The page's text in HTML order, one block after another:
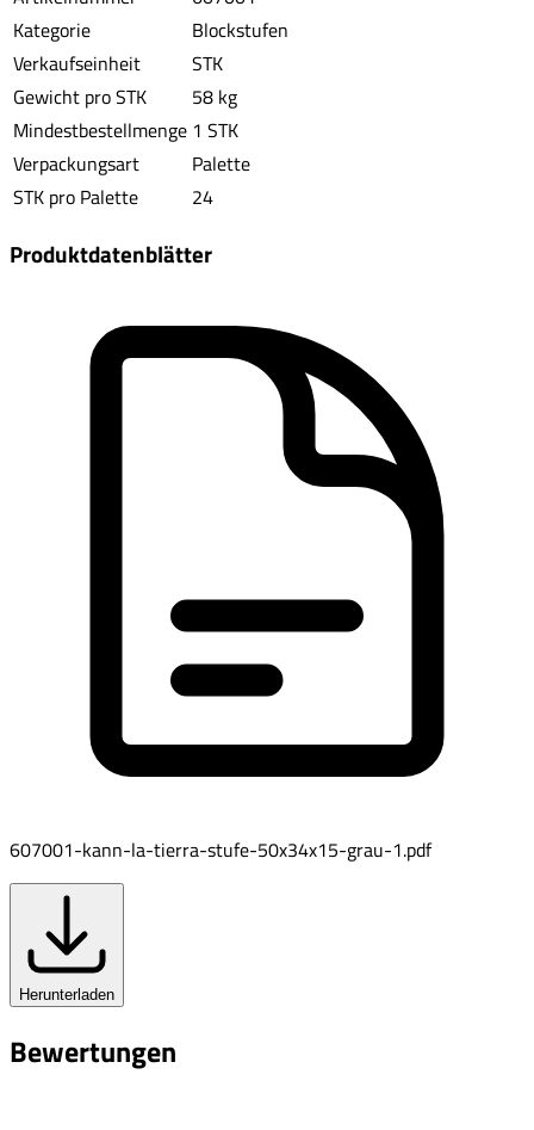
Kategorie
Blockstufen
Verkaufseinheit
STK
Gewicht pro STK
58 kg
Mindestbestellmenge 1 STK
Verpackungsart
Palette
STK pro Palette
24
Produktdatenblätter
607001-kann-la-tierra-stufe-50x34x15-grau-1.pdf
Herunterladen
Bewertungen